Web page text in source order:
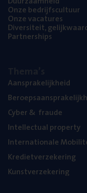
Onze bedrijfs­cul­tuur
Onze vaca­tu­res
Diver­si­teit,
Part­ner­ships
Aan­spra­ke­lijk­heid
Cyber& fraude
Intel­lec­tu­al property
Inter­na­ti­o­na­le
Kre­diet­ver­ze­ke­ring
Kunst­ver­ze­ke­ring